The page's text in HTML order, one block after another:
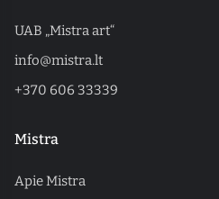
UAB „Mistra art“
info@mistra.lt
+370 606 33339
Mistra
Apie Mistra